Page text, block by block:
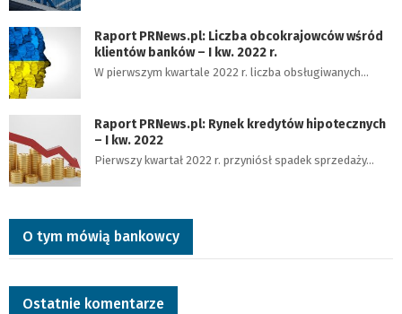
Raport PRNews.pl: Liczba obcokrajowców wśród
klientów banków – I kw. 2022 r.
W pierwszym kwartale 2022 r. liczba obsługiwanych…
Raport PRNews.pl: Rynek kredytów hipotecznych
– I kw. 2022
Pierwszy kwartał 2022 r. przyniósł spadek sprzedaży…
O tym mówią bankowcy
Ostatnie komentarze